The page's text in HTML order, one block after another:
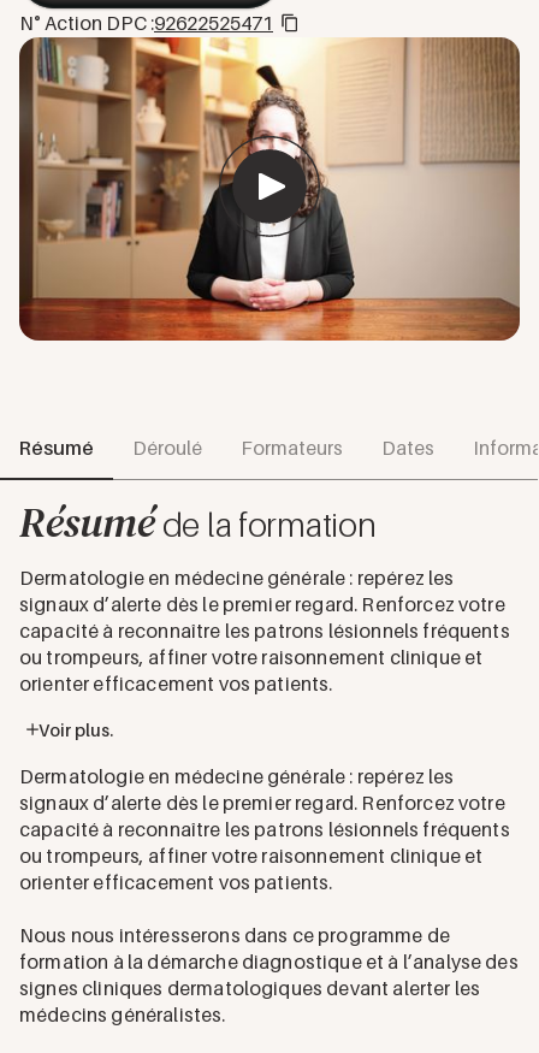
N° Action DPC :92622525471
Résumé Déroulé Formateurs Dates
Résuméde la formation
Dermatologie en médecine générale : repérez les
signaux d’alerte dès le premier regard. Renforcez votre
capacité à reconnaître les patrons lésionnels fréquents
ou trompeurs, affiner votre raisonnement clinique et
orienter efficacement vos patients.
Voir plus.
Dermatologie en médecine générale : repérez les
signaux d’alerte dès le premier regard. Renforcez votre
capacité à reconnaître les patrons lésionnels fréquents
ou trompeurs, affiner votre raisonnement clinique et
orienter efficacement vos patients.
Nous nous intéresserons dans ce programme de
formation à la démarche diagnostique et à l’analyse des
signes cliniques dermatologiques devant alerter les
médecins généralistes.